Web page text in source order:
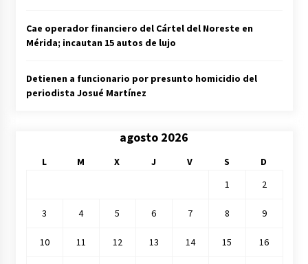
Cae operador financiero del Cártel del Noreste en
Mérida; incautan 15 autos de lujo
Detienen a funcionario por presunto homicidio del
periodista Josué Martínez
agosto 2026
L M X J V S
D
1
2
3 4 5 6 7 8 9
10 11 12 13 14 15 16